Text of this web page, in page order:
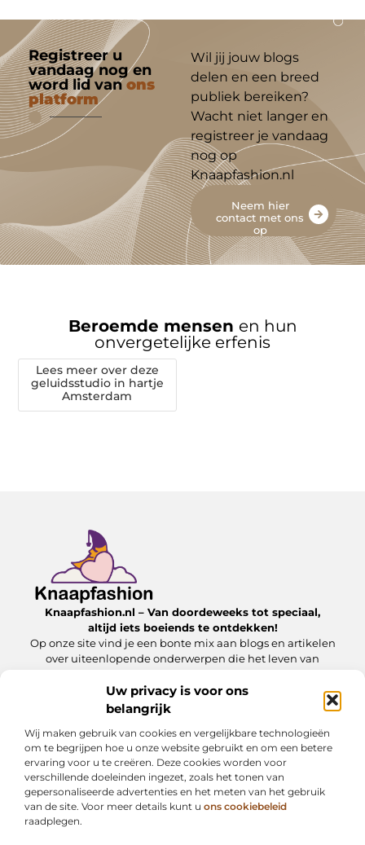
Uw privacy is voor ons
belangrijk
Wij maken gebruik van cookies en vergelijkbare technologieën
om te begrijpen hoe u onze website gebruikt en om een betere
ervaring voor u te creëren. Deze cookies worden voor
verschillende doeleinden ingezet, zoals het tonen van
gepersonaliseerde advertenties en het meten van het gebruik
van de site. Voor meer details kunt u ons cookiebeleid
raadplegen.
Registreer u
vandaag nog en
word lid vanons
platform
Wil jij jouw blogs
delen en een breed
publiek bereiken?
Wacht niet langer en
registreer je vandaag
nog op
Knaapfashion.nl
Neem hier
contact met ons
op
Beroemde mensen en hun
onvergetelijke erfenis
Lees meer over deze
geluidsstudio in hartje
Amsterdam
Knaapfashion.nl – Van doordeweeks tot speciaal,
altijd iets boeiends te ontdekken!
Op onze site vind je een bonte mix aan blogs en artikelen
over uiteenlopende onderwerpen die het leven van
Onze informatie
Bericht categorie